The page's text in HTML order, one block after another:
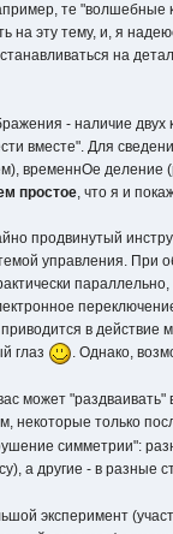
те "волшебные
на эту тему, и, я
на
- наличие двух
вместе". Для
временнОе деление
простое, что я и
продвинутый
управления. При
в
глаз
. Однако,
может
некоторые только
симметрии":
а другие - в разные
эксперимент